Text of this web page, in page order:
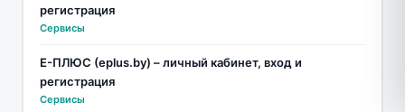
регистрация
Сервисы
Е-ПЛЮС (eplus.by) – личный кабинет, вход и
регистрация
Сервисы